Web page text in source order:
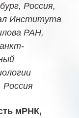
Россия,
Института
РАН,
мРНК,